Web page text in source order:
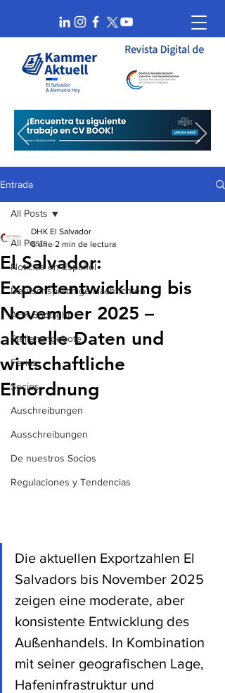
Entrada
All Posts
Noticias en Español
Deutschsprachige Nachrichten
AHK Spotlight
Stellenangebote
Ferias
Socios
Auschreibungen
Ausschreibungen
De nuestros Socios
Regulaciones y Tendencias
All Posts
El Salvador:
Exportentwicklung bis
November 2025 –
aktuelle Daten und
wirtschaftliche
Einordnung
DHK El Salvador
6 ene 2 min de lectura
Die aktuellen Exportzahlen El
Salvadors bis November 2025
zeigen eine moderate, aber
konsistente Entwicklung des
Außenhandels. In Kombination
mit seiner geografischen Lage,
Hafeninfrastruktur und